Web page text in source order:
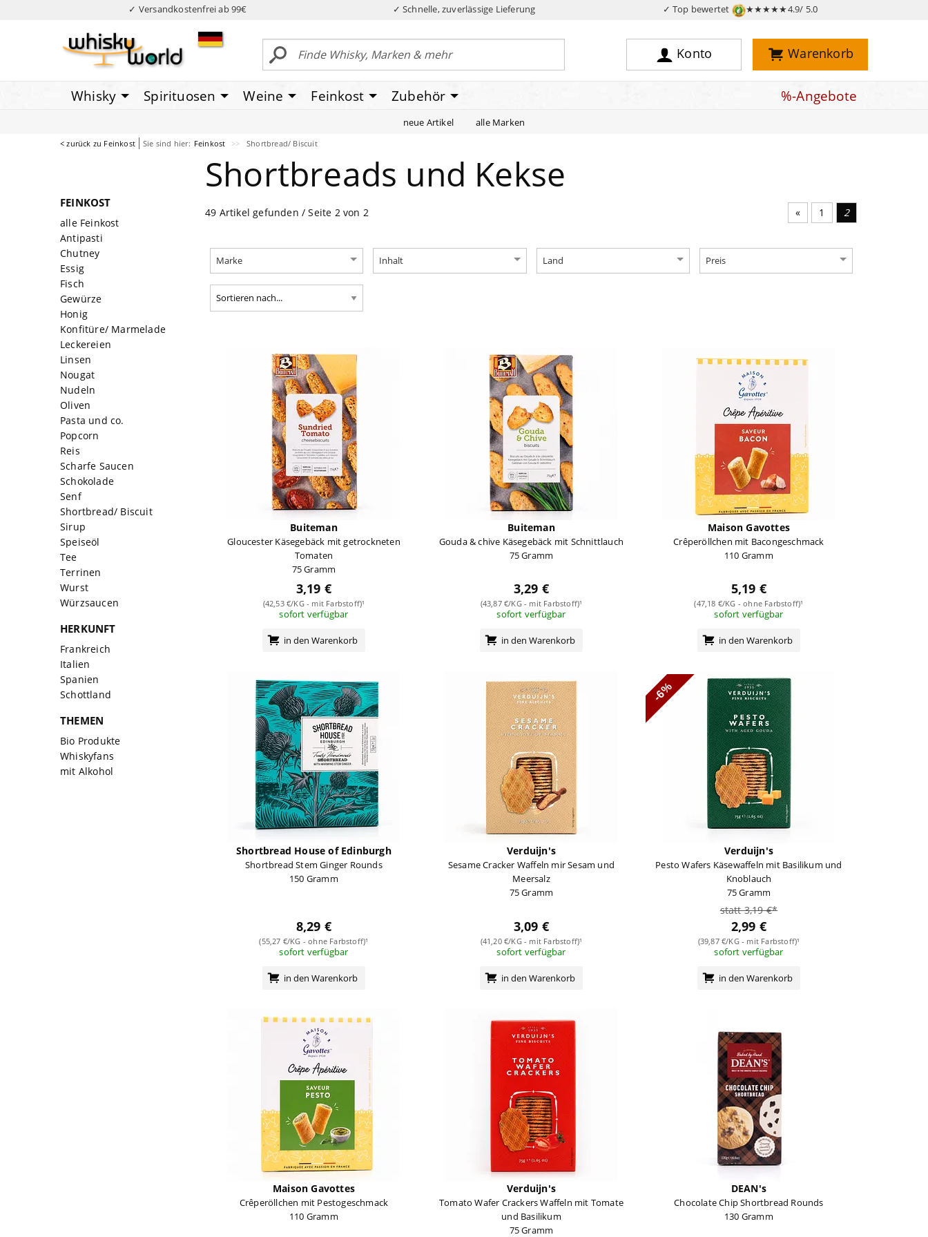
✓ Versandkostenfrei ab 99€ ✓ Schnelle, zuverlässige Lieferung ✓ Top bewertet ★★★★★4.9/ 5.0
Konto Warenkorb
Whisky Spirituosen Weine Feinkost Zubehör %-Angebote
neue Artikel alle Marken
< zurück zu Feinkost Sie sind hier: Feinkost Shortbread/ Biscuit
FEINKOST
alle Feinkost
Antipasti
Chutney
Essig
Fisch
Gewürze
Honig
Konfitüre/ Marmelade
Leckereien
Linsen
Nougat
Nudeln
Oliven
Pasta und co.
Popcorn
Reis
Scharfe Saucen
Schokolade
Senf
Shortbread/ Biscuit
Sirup
Speiseöl
Tee
Terrinen
Wurst
Würzsaucen
HERKUNFT
Frankreich
Italien
Spanien
Schottland
THEMEN
Bio Produkte
Whiskyfans
mit Alkohol
Shortbreads und Kekse
49 Artikel gefunden / Seite 2 von 2 Vorherige Seite
1 2
Marke Inhalt Land Preis
Buiteman
Gloucester Käsegebäck mit getrockneten
Tomaten
75 Gramm
3,19 €
(42,53 €/KG - mit Farbstoff)¹
sofort verfügbar
in den Warenkorb
Buiteman
Gouda & chive Käsegebäck mit Schnittlauch
75 Gramm
3,29 €
(43,87 €/KG - mit Farbstoff)¹
sofort verfügbar
in den Warenkorb
Maison Gavottes
Crêperöllchen mit Bacongeschmack
110 Gramm
5,19 €
(47,18 €/KG - ohne Farbstoff)¹
sofort verfügbar
in den Warenkorb
Shortbread House of Edinburgh
Shortbread Stem Ginger Rounds
150 Gramm
8,29 €
(55,27 €/KG - ohne Farbstoff)¹
sofort verfügbar
in den Warenkorb
Verduijn's
Sesame Cracker Waffeln mir Sesam und
Meersalz
75 Gramm
3,09 €
(41,20 €/KG - mit Farbstoff)¹
sofort verfügbar
in den Warenkorb
-6%
Verduijn's
Pesto Wafers Käsewaffeln mit Basilikum und
Knoblauch
75 Gramm
statt 3,19 €*
2,99 €
(39,87 €/KG - mit Farbstoff)¹
sofort verfügbar
in den Warenkorb
Maison Gavottes
Crêperöllchen mit Pestogeschmack
110 Gramm
Verduijn's
Tomato Wafer Crackers Waffeln mit Tomate
und Basilikum
75 Gramm
DEAN's
Chocolate Chip Shortbread Rounds
130 Gramm